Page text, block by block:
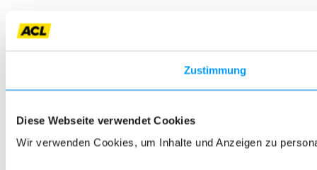
Zustimmung
Diese Webseite verwendet Cookies
Wir verwenden Cookies, um Inhalte und Anzeigen zu